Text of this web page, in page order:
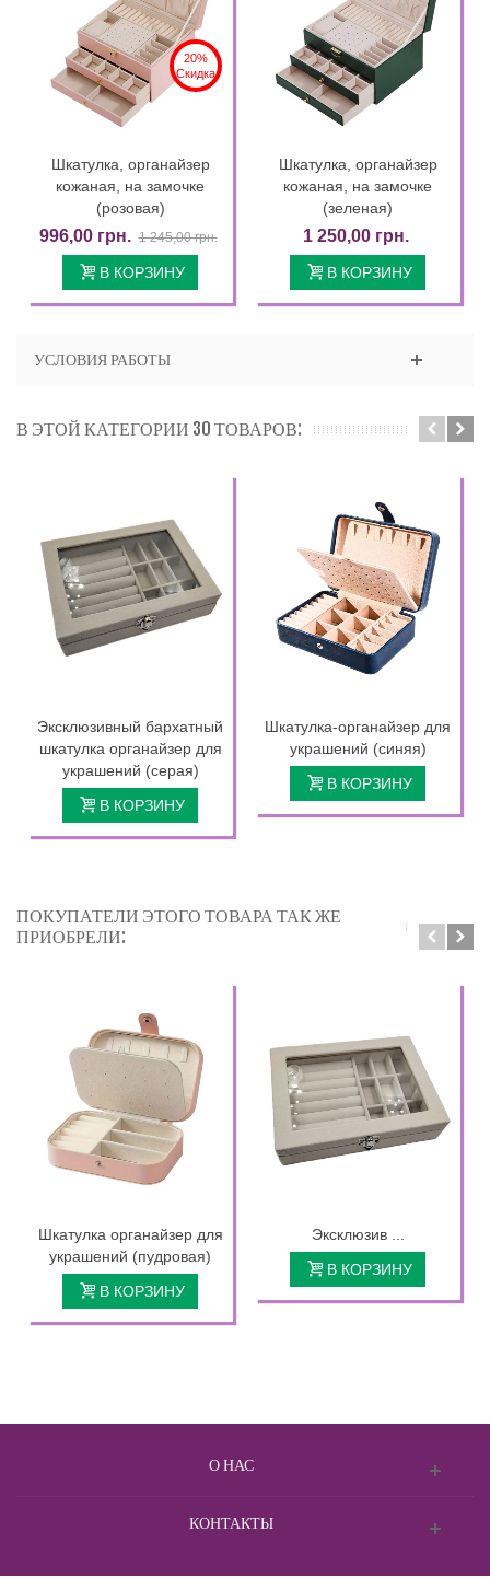
20%
Скидка
Шкатулка, органайзер
кожаная, на замочке
(розовая)
996,00 грн. 1 245,00 грн.
В КОРЗИНУ
Шкатулка, органайзер
кожаная, на замочке
(зеленая)
1 250,00 грн.
В КОРЗИНУ
УСЛОВИЯ РАБОТЫ
В ЭТОЙ КАТЕГОРИИ 30 ТОВАРОВ:
Эксклюзивный бархатный
шкатулка органайзер для
украшений (серая)
В КОРЗИНУ
Шкатулка-органайзер для
украшений (синяя)
В КОРЗИНУ
ПОКУПАТЕЛИ ЭТОГО ТОВАРА ТАК ЖЕ
ПРИОБРЕЛИ:
Шкатулка органайзер для
украшений (пудровая)
В КОРЗИНУ
Эксклюзив ...
В КОРЗИНУ
О НАС
КОНТАКТЫ